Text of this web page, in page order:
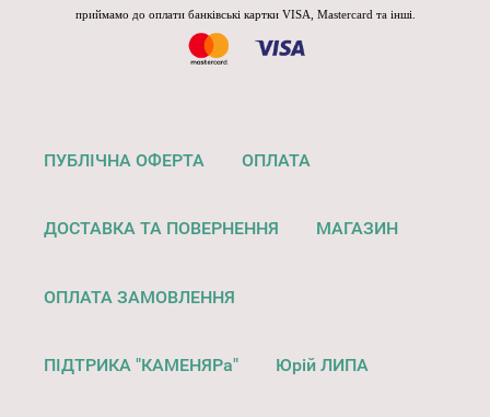
приймамо до оплати банківські картки VISA, Mastercard та інші.
ПУБЛІЧНА ОФЕРТА ОПЛАТА
ДОСТАВКА ТА ПОВЕРНЕННЯ МАГАЗИН
ОПЛАТА ЗАМОВЛЕННЯ
ПІДТРИКА "КАМЕНЯРа" Юрій ЛИПА